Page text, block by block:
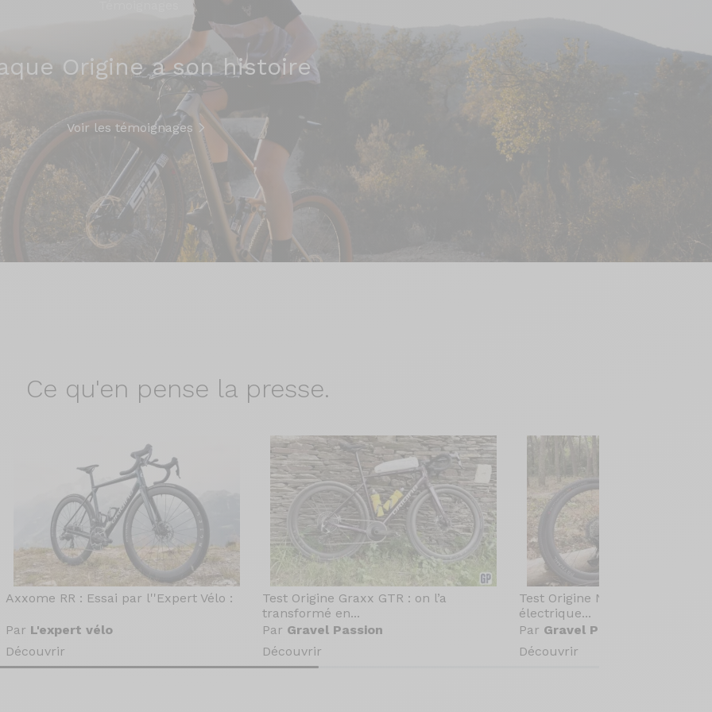
Origine a son histoire
Voir les témoignages
Ce qu'en pense la presse.
Axxome RR : Essai par l''Expert Vélo :
Par L'expert vélo
Découvrir
Test Origine Graxx GTR : on l’a
transformé en...
Par Gravel Passion
Découvrir
Test Origine Newton[e] GR : le
électrique...
Par Gravel Passion
Découvrir